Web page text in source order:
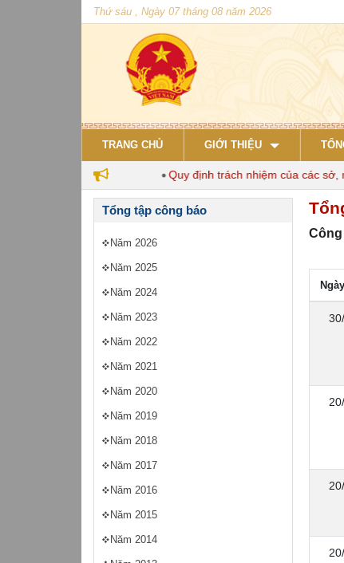
Thứ sáu , Ngày 07 tháng 08 năm 2026
TRANG CHỦ GIỚI THIỆU
Quy định trách nhiệm của các sở,
Tổng tập công báo
Năm 2026
Năm 2025
Năm 2024
Năm 2023
Năm 2022
Năm 2021
Năm 2020
Năm 2019
Năm 2018
Năm 2017
Năm 2016
Năm 2015
Năm 2014
Công